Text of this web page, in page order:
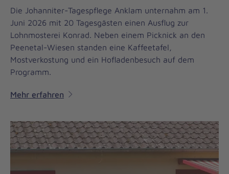
Die Johanniter-Tagespflege Anklam unternahm am 1.
Juni 2026 mit 20 Tagesgästen einen Ausflug zur
Lohnmosterei Konrad. Neben einem Picknick an den
Peenetal-Wiesen standen eine Kaffeetafel,
Mostverkostung und ein Hofladenbesuch auf dem
Programm.
Mehr erfahren